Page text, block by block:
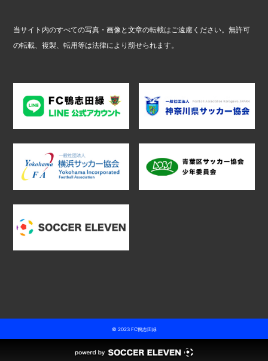
当サイト内のすべての写真・画像と文章の転載はご遠慮ください。無許可
の転載、複製、転用等は法律により罰せられます。
© 2023 FC鴨志田緑